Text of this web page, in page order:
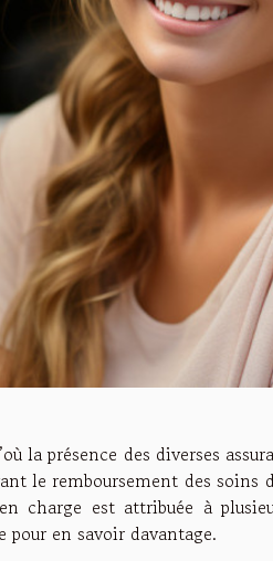
la présence des diverses
le remboursement des
charge est attribuée à
pour en savoir davantage.